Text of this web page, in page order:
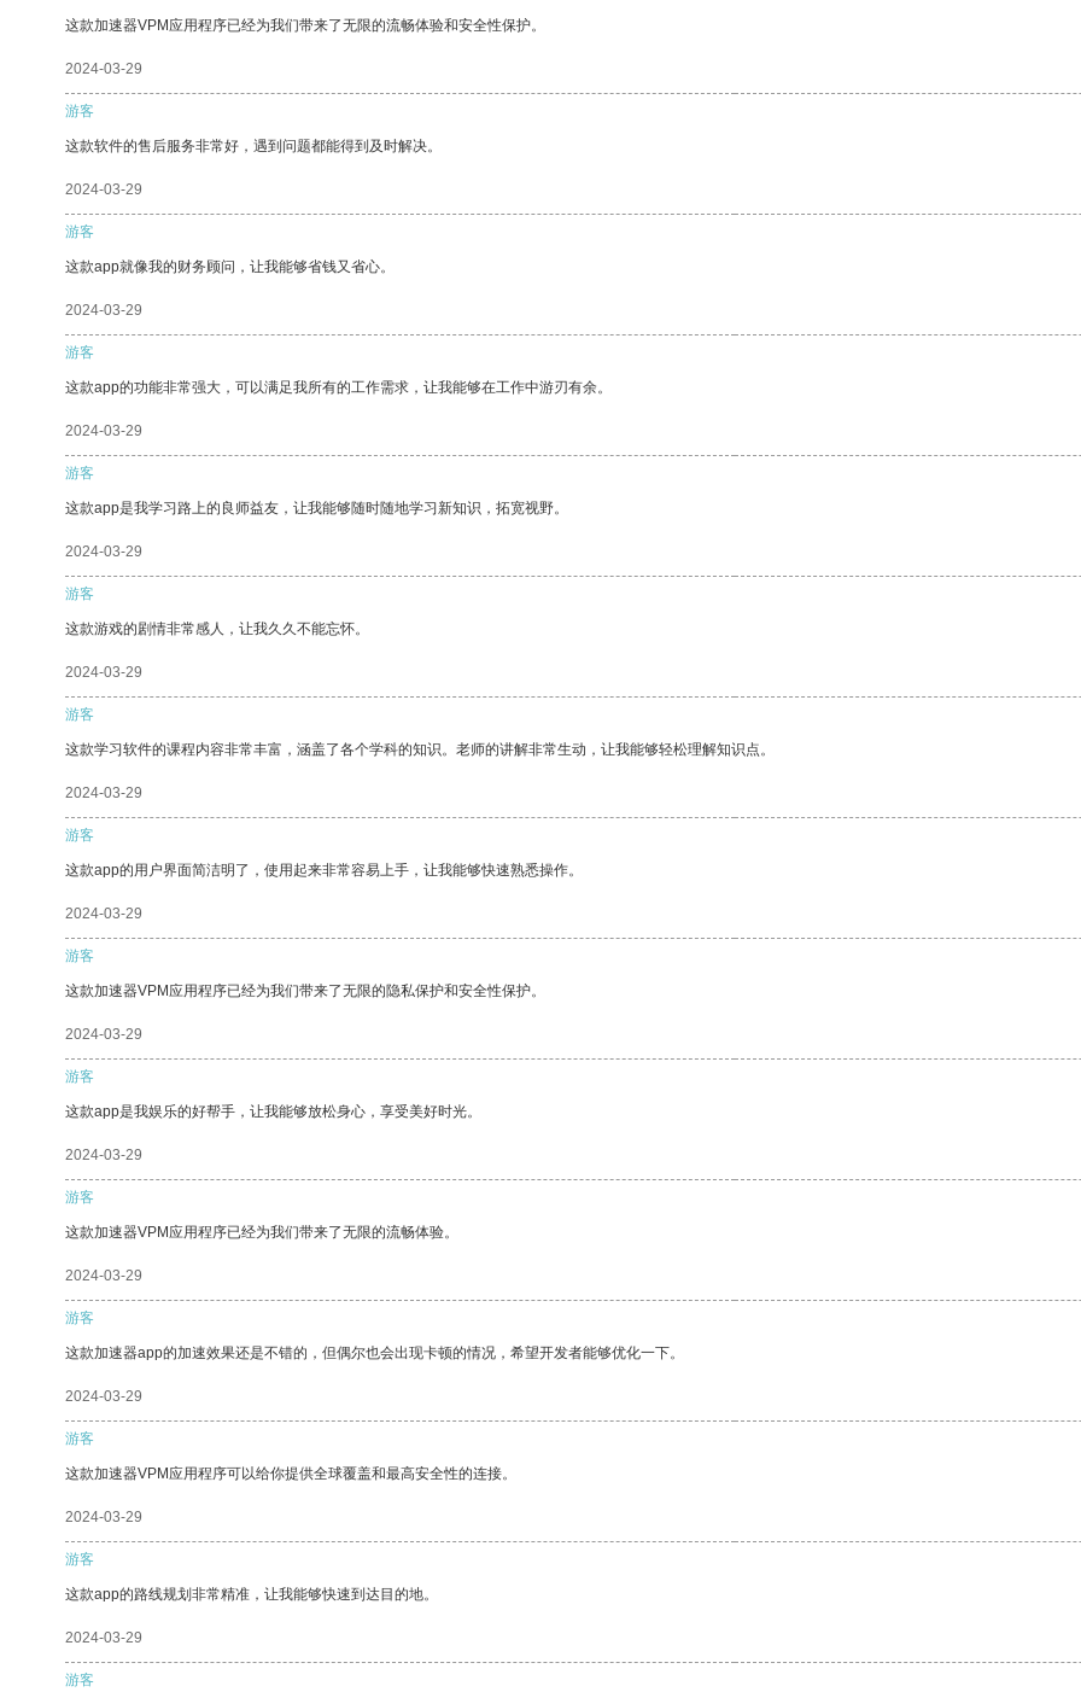
这款加速器VPM应用程序已经为我们带来了无限的流畅体验和安全性保护。
2024-03-29
游客
这款软件的售后服务非常好，遇到问题都能得到及时解决。
2024-03-29
游客
这款app就像我的财务顾问，让我能够省钱又省心。
2024-03-29
游客
这款app的功能非常强大，可以满足我所有的工作需求，让我能够在工作中游刃有余。
2024-03-29
游客
这款app是我学习路上的良师益友，让我能够随时随地学习新知识，拓宽视野。
2024-03-29
游客
这款游戏的剧情非常感人，让我久久不能忘怀。
2024-03-29
游客
这款学习软件的课程内容非常丰富，涵盖了各个学科的知识。老师的讲解非常生动，让我能够轻松理解知识点。
2024-03-29
游客
这款app的用户界面简洁明了，使用起来非常容易上手，让我能够快速熟悉操作。
2024-03-29
游客
这款加速器VPM应用程序已经为我们带来了无限的隐私保护和安全性保护。
2024-03-29
游客
这款app是我娱乐的好帮手，让我能够放松身心，享受美好时光。
2024-03-29
游客
这款加速器VPM应用程序已经为我们带来了无限的流畅体验。
2024-03-29
游客
这款加速器app的加速效果还是不错的，但偶尔也会出现卡顿的情况，希望开发者能够优化一下。
2024-03-29
游客
这款加速器VPM应用程序可以给你提供全球覆盖和最高安全性的连接。
2024-03-29
游客
这款app的路线规划非常精准，让我能够快速到达目的地。
2024-03-29
游客